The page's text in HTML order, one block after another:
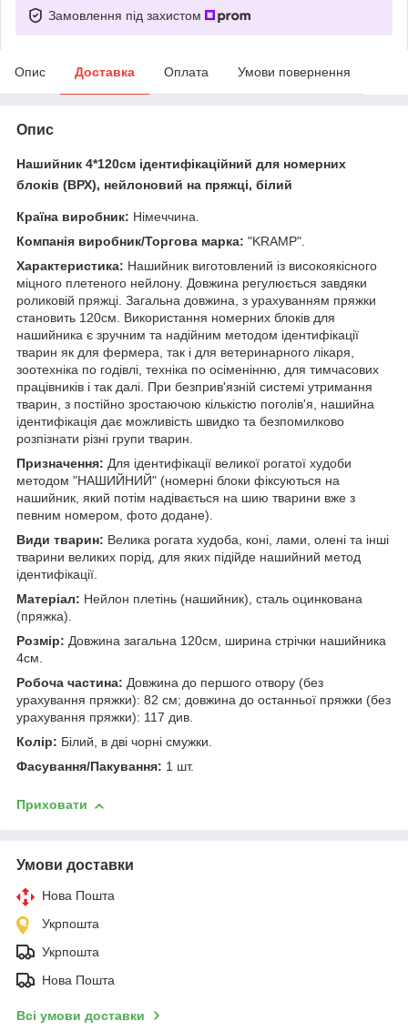
Замовлення під захистом
Опис Доставка Оплата Умови повернення
Опис
Нашийник 4*120см ідентифікаційний для номерних
блоків (ВРХ), нейлоновий на пряжці, білий
Країна виробник: Німеччина.
Компанія виробник/Торгова марка: "KRAMP".
Характеристика: Нашийник виготовлений із високоякісного
міцного плетеного нейлону. Довжина регулюється завдяки
роликовій пряжці. Загальна довжина, з урахуванням пряжки
становить 120см. Використання номерних блоків для
нашийника є зручним та надійним методом ідентифікації
тварин як для фермера, так і для ветеринарного лікаря,
зоотехніка по годівлі, техніка по осіменінню, для тимчасових
працівників і так далі. При безприв'язній системі утримання
тварин, з постійно зростаючою кількістю поголів'я, нашийна
ідентифікація дає можливість швидко та безпомилково
розпізнати різні групи тварин.
Призначення: Для ідентифікації великої рогатої худоби
методом "НАШИЙНИЙ" (номерні блоки фіксуються на
нашийник, який потім надівається на шию тварини вже з
певним номером, фото додане).
Види тварин: Велика рогата худоба, коні, лами, олені та інші
тварини великих порід, для яких підійде нашийний метод
ідентифікації.
Матеріал: Нейлон плетінь (нашийник), сталь оцинкована
(пряжка).
Розмір: Довжина загальна 120см, ширина стрічки нашийника
4см.
Робоча частина: Довжина до першого отвору (без
урахування пряжки): 82 см; довжина до останньої пряжки (без
урахування пряжки): 117 див.
Колір: Білий, в дві чорні смужки.
Фасування/Пакування: 1 шт.
Приховати
Умови доставки
Нова Пошта
Укрпошта
Укрпошта
Нова Пошта
Всі умови доставки